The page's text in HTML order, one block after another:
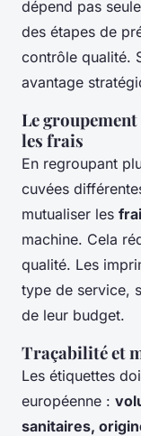
dépend pas
des étapes de
contrôle qualité.
avantage
Le
les frais
En regroupant
cuvées
mutualiser les
machine. Cela
qualité. Les
type de service,
de leur budget.
Traçabilité et
Les étiquettes
européenne :
sanitaires,